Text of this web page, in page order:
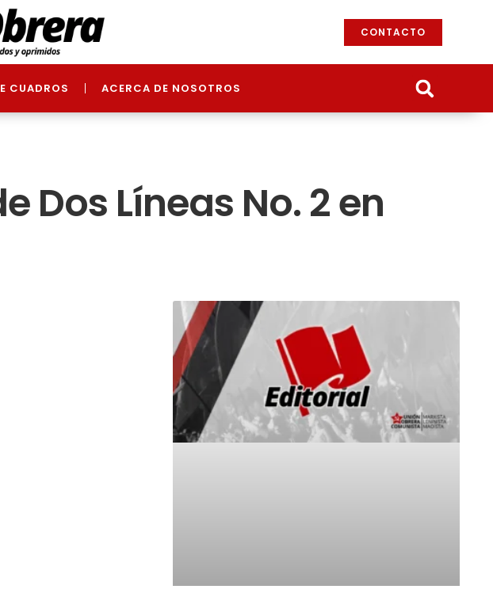
CONTACTO
CUADROS ACERCA DE NOSOTROS
Dos Líneas No. 2 en